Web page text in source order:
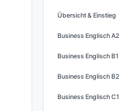
Übersicht & Einstieg
Business Englisch A2
Business Englisch B1
Business Englisch B2
Business Englisch C1